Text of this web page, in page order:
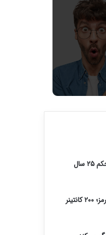
سم بنکمن‌فرید راه فراری پیدا نکرد؛ حکم ۲۵ سال
هوش مصنوعی در گرو عبور از تنگه هرمز؛ ۲۰۰ کانتینر